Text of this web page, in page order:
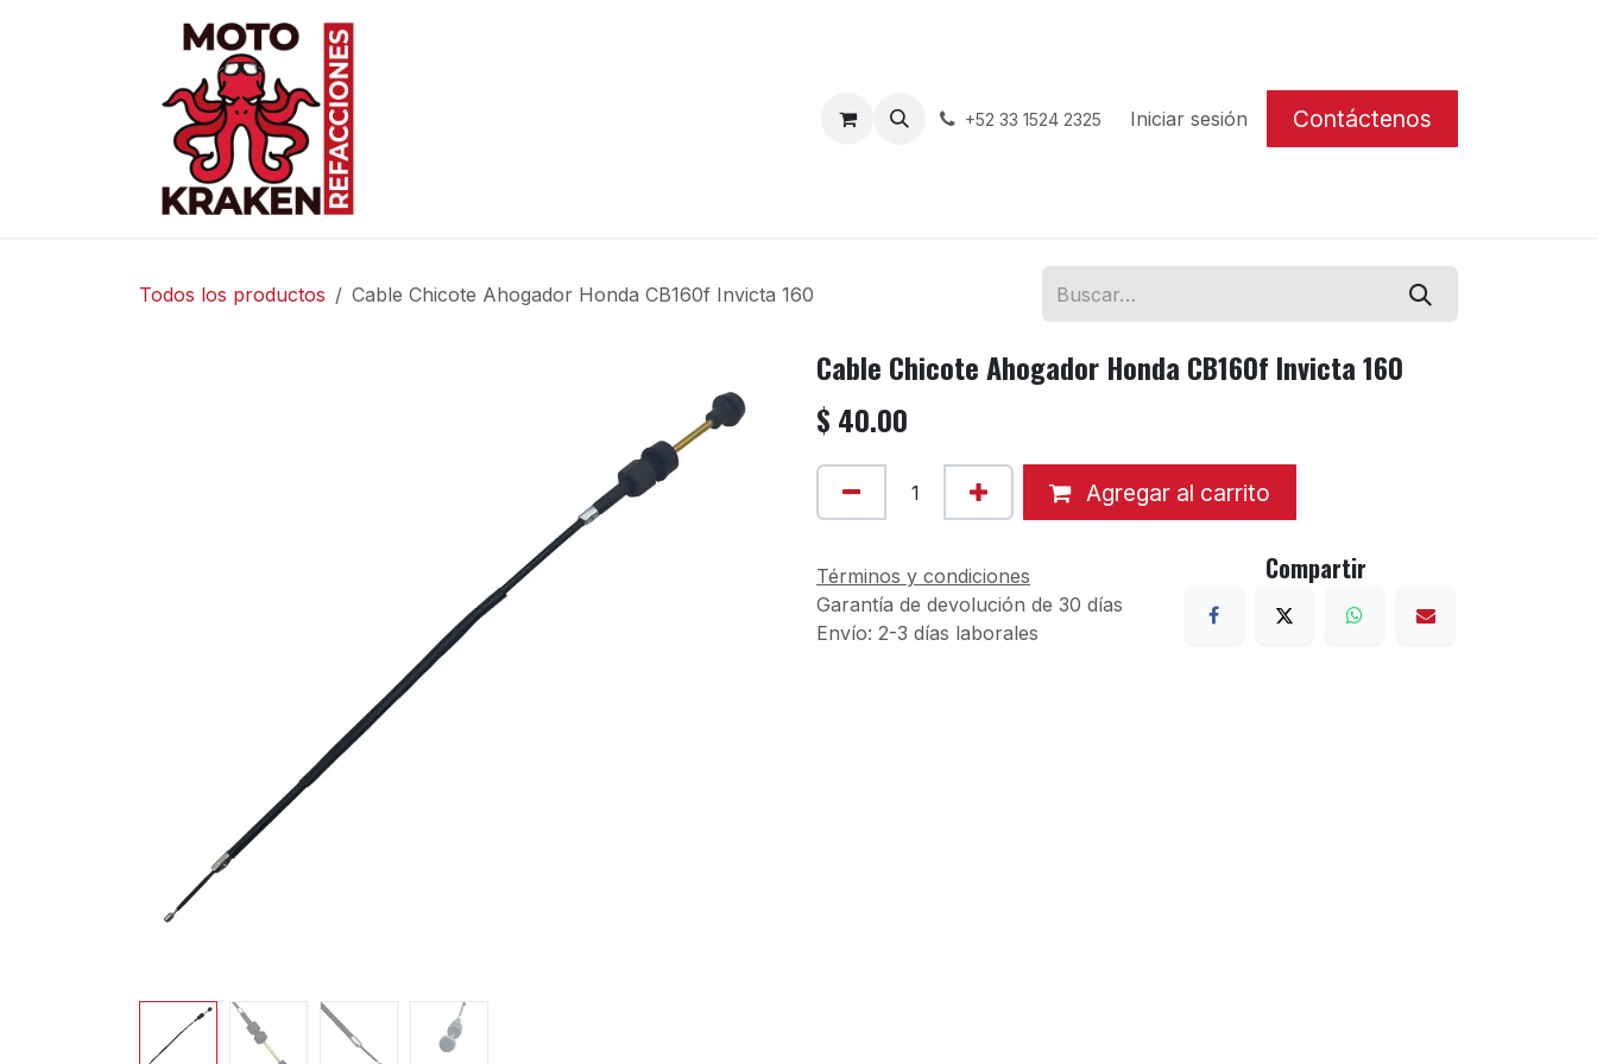
Contáctenos+52 33 1524 2325 Iniciar sesión Contáctenos
Todos los productos Cable Chicote Ahogador Honda CB160f Invicta 160
Cable Chicote Ahogador Honda CB160f Invicta 160
$ 40.00
Agregar al carrito
Términos y condiciones
Garantía de devolución de 30 días
Envío: 2-3 días laborales
Compartir